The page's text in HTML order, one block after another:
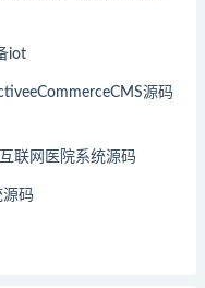
iot
源码
联网医院系统源码
源码